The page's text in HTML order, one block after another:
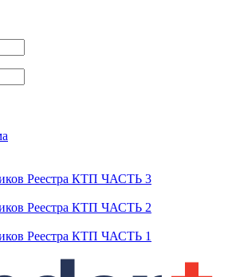
Реестра КТП ЧАСТЬ 3
Реестра КТП ЧАСТЬ 2
Реестра КТП ЧАСТЬ 1